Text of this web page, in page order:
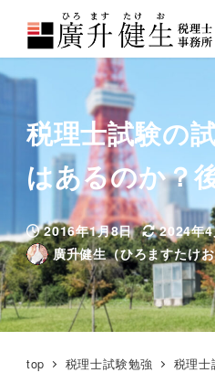
税理士試験の
はあるのか？
投稿日
2016年1月8日
更新日
2024年
著
者
廣升健生（ひろますたけ
top 税理士試験勉強
税理士